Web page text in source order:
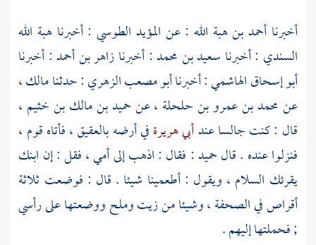
أخبرنا أحمد بن هبة الله : عن المؤيد الطوسي : أخبرناهبة الله
السندي : أخبرنا سعيد بن محمد: أخبرنازاهر بن أحمد: أخبرنا
أبو إسحاق الهاشمي: أخبرناأبو مصعب الزهري: حدثنامالك،
عنمحمد بن عمرو بن حلحلة ، عنحميد بن مالك بن خثيم ،
قال : كنت جالسا عندأبي هريرةفي أرضهبالعقيق، فأتاه قوم ،
فنزلوا عنده . قالحميد: فقال : اذهب إلى أمي ، فقل : إن ابنك
يقرئك السلام ، ويقول : أطعمينا شيئا . قال : فوضعت ثلاثة
أقراص في الصحفة ، وشيئا من زيت وملح ووضعتها على رأسي
; فحملتها إليهم .